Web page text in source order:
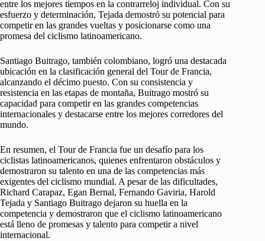
entre los mejores tiempos en la contrarreloj individual. Con su
esfuerzo y determinación, Tejada demostró su potencial para
competir en las grandes vueltas y posicionarse como una
promesa del ciclismo latinoamericano.
Santiago Buitrago, también colombiano, logró una destacada
ubicación en la clasificación general del Tour de Francia,
alcanzando el décimo puesto. Con su consistencia y
resistencia en las etapas de montaña, Buitrago mostró su
capacidad para competir en las grandes competencias
internacionales y destacarse entre los mejores corredores del
mundo.
En resumen, el Tour de Francia fue un desafío para los
ciclistas latinoamericanos, quienes enfrentaron obstáculos y
demostraron su talento en una de las competencias más
exigentes del ciclismo mundial. A pesar de las dificultades,
Richard Carapaz, Egan Bernal, Fernando Gaviria, Harold
Tejada y Santiago Buitrago dejaron su huella en la
competencia y demostraron que el ciclismo latinoamericano
está lleno de promesas y talento para competir a nivel
internacional.